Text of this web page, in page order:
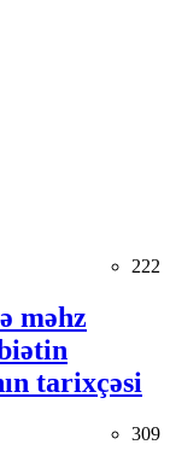
222
məhz
tarixçəsi
309